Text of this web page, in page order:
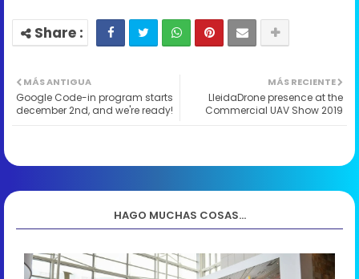
MÁS RECIENTE
LleidaDrone presence at the
Commercial UAV Show 2019
MÁS ANTIGUA
Google Code-in program starts
december 2nd, and we're ready!
HAGO MUCHAS COSAS...